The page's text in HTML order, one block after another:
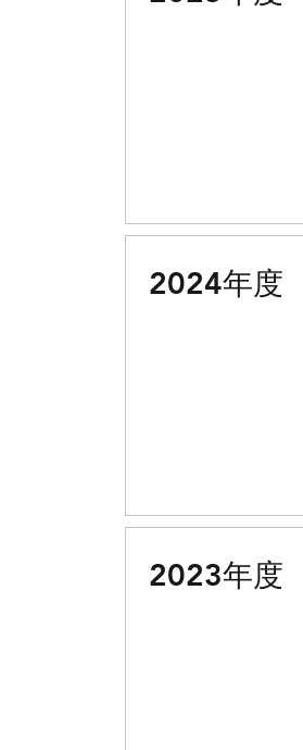
2024年度
2023年度